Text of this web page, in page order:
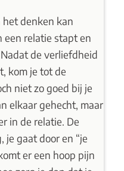
het denken kan
een relatie stapt en
de verliefdheid
kom je tot de
niet zo goed bij je
elkaar gehecht, maar
in de relatie. De
je gaat door en “je
er een hoop pijn